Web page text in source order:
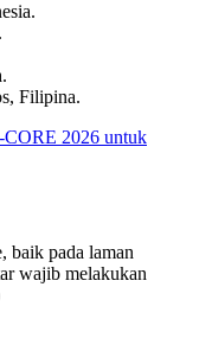
Filipina.
CORE 2026 untuk
baik pada laman
wajib melakukan